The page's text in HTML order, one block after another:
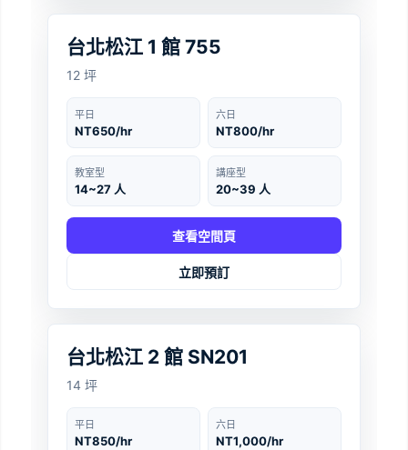
‹ ›
台北松江 1 館 755
12 坪
平日
NT650/hr
六日
NT800/hr
教室型
14~27 人
講座型
20~39 人
查看空間頁
立即預訂
‹ ›
台北松江 2 館 SN201
14 坪
平日
NT850/hr
六日
NT1,000/hr